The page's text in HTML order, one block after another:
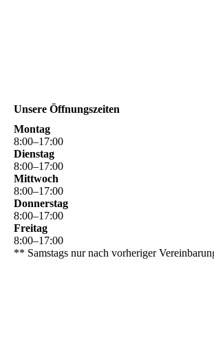
Unsere Öffnungszeiten
Montag
8:00–17:00
Dienstag
8:00–17:00
Mittwoch
8:00–17:00
Donnerstag
8:00–17:00
Freitag
8:00–17:00
** Samstags nur nach vorheriger